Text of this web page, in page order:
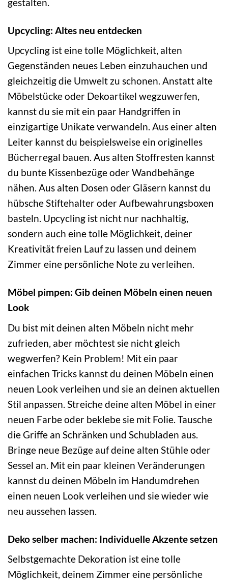
Upcycling: Altes neu entdecken
Upcycling ist eine tolle Möglichkeit, alten
Gegenständen neues Leben einzuhauchen und
gleichzeitig die Umwelt zu schonen. Anstatt alte
Möbelstücke oder Dekoartikel wegzuwerfen,
kannst du sie mit ein paar Handgriffen in
einzigartige Unikate verwandeln. Aus einer alten
Leiter kannst du beispielsweise ein originelles
Bücherregal bauen. Aus alten Stoffresten kannst
du bunte Kissenbezüge oder Wandbehänge
nähen. Aus alten Dosen oder Gläsern kannst du
hübsche Stiftehalter oder Aufbewahrungsboxen
basteln. Upcycling ist nicht nur nachhaltig,
sondern auch eine tolle Möglichkeit, deiner
Kreativität freien Lauf zu lassen und deinem
Zimmer eine persönliche Note zu verleihen.
Möbel pimpen: Gib deinen Möbeln einen neuen
Look
Du bist mit deinen alten Möbeln nicht mehr
zufrieden, aber möchtest sie nicht gleich
wegwerfen? Kein Problem! Mit ein paar
einfachen Tricks kannst du deinen Möbeln einen
neuen Look verleihen und sie an deinen aktuellen
Stil anpassen. Streiche deine alten Möbel in einer
neuen Farbe oder beklebe sie mit Folie. Tausche
die Griffe an Schränken und Schubladen aus.
Bringe neue Bezüge auf deine alten Stühle oder
Sessel an. Mit ein paar kleinen Veränderungen
kannst du deinen Möbeln im Handumdrehen
einen neuen Look verleihen und sie wieder wie
neu aussehen lassen.
Deko selber machen: Individuelle Akzente setzen
Selbstgemachte Dekoration ist eine tolle
Möglichkeit, deinem Zimmer eine persönliche